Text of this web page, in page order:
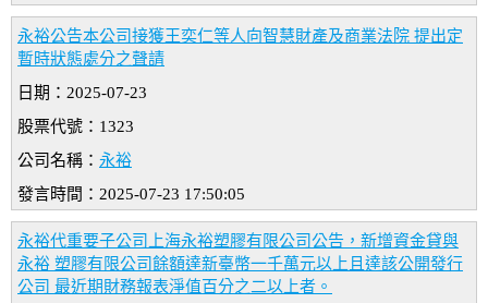
永裕公告本公司接獲王奕仁等人向智慧財產及商業法院 提出定
暫時狀態處分之聲請
日期：2025-07-23
股票代號：1323
公司名稱： 永裕
發言時間：2025-07-23 17:50:05
永裕代重要子公司上海永裕塑膠有限公司公告，新增資金貸與
永裕 塑膠有限公司餘額達新臺幣一千萬元以上且達該公開發行
公司 最近期財務報表淨值百分之二以上者。